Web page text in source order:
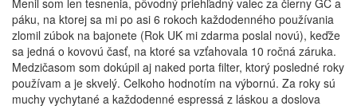
páku, na ktorej sa mi po asi 6 rokoch každodenného používania
zlomil zúbok na bajonete (Rok UK mi zdarma poslal novú), keďže
sa jedná o kovovú časť, na ktoré sa vzťahovala 10 ročná záruka.
Medzičasom som dokúpil aj naked porta filter, ktorý posledné roky
používam a je skvelý. Celkoho hodnotím na výbornú. Za roky sú
muchy vychytané a každodenné espressá z láskou a doslova